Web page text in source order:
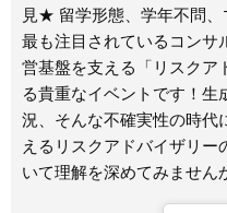
見★ 留学形態、学年不問、
最も注目されているコンサ
営基盤を支える「リスクア
る貴重なイベントです！
況、そんな不確実性の時代
えるリスクアドバイザリー
いて理解を深めてみません